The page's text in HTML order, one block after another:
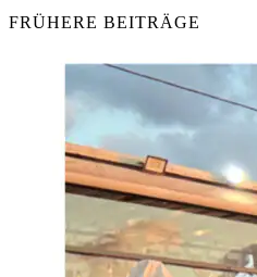
FRÜHERE BEITRÄGE